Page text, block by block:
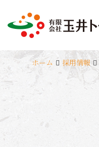
ホーム 採用情報